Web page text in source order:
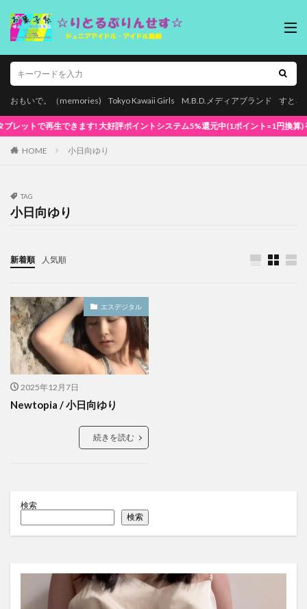
おもいで。（memories) Tokyo Kawaii Girls M.B.D.メディアブランド すとろ
ます! 大好評ポイントシステム5%還元中(1ポイント=1円換算) 初めてでも安心
HOME 小日向ゆり
TAG
小日向ゆり
新着順 人気順
エスデジタル
2025年12月7日
Newtopia / 小日向ゆり
続きを読む
検索
検索